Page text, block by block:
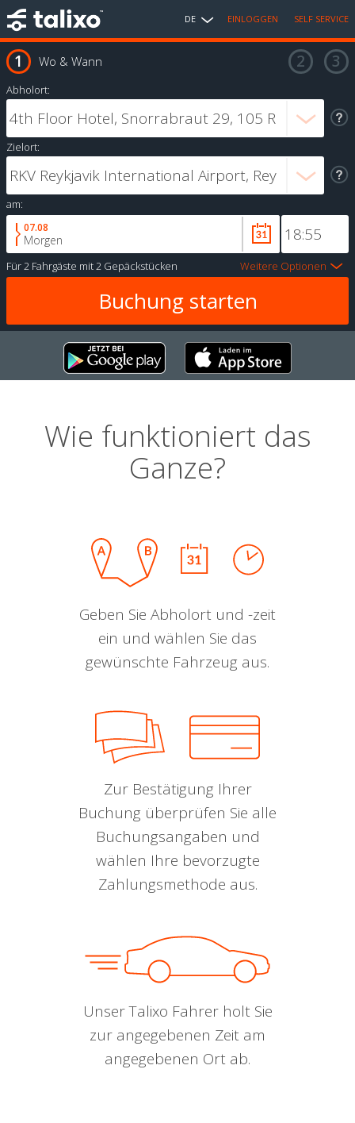
DE EINLOGGEN SELF SERVICE
Wo & Wann
Abholort:
Zielort:
am:
07.08
Morgen
Für2 Fahrgäste mit2 Gepäckstücken Weitere Optionen
Wie funktioniert das
Ganze?
Geben Sie Abholort und -zeit
ein und wählen Sie das
gewünschte Fahrzeug aus.
Zur Bestätigung Ihrer
Buchung überprüfen Sie alle
Buchungsangaben und
wählen Ihre bevorzugte
Zahlungsmethode aus.
Unser Talixo Fahrer holt Sie
zur angegebenen Zeit am
angegebenen Ort ab.